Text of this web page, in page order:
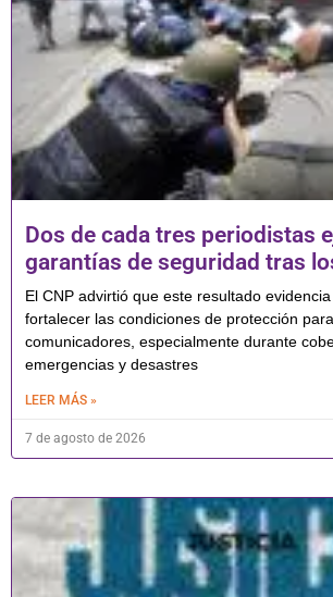
Dos de cada tres periodistas
garantías de seguridad tras
El CNP advirtió que este resultado
fortalecer las condiciones de protección
comunicadores, especialmente durante
emergencias y desastres
LEER MÁS »
7 de agosto de 2026